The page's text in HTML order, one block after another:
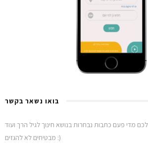
בואו נשאר בקשר
מבטיחים לא להגזים :)